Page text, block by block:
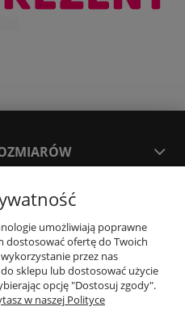
CZAS I KOSZTY DOSTAWY
umożliwiają poprawne
dostosować ofertę do Twoich
przez nas
sklepu lub dostosować użycie
opcję "Dostosuj zgody".
w naszej Polityce